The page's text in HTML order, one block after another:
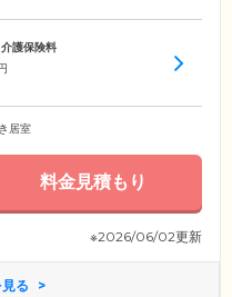
護保険料
居室
料金見積もり
※2026/06/02更新
る